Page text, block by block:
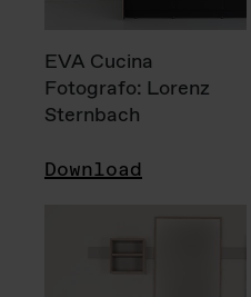
EVA Cucina
Fotografo: Lorenz
Sternbach
Download